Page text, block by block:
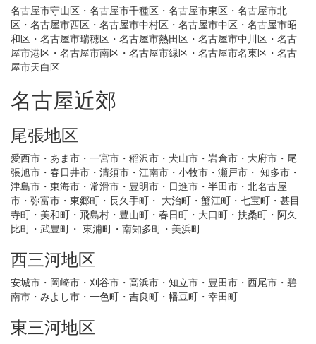
名古屋市守山区・名古屋市千種区・名古屋市東区・名古屋市北
区・名古屋市西区・名古屋市中村区・名古屋市中区・名古屋市昭
和区・名古屋市瑞穂区・名古屋市熱田区・名古屋市中川区・名古
屋市港区・名古屋市南区・名古屋市緑区・名古屋市名東区・名古
屋市天白区
名古屋近郊
尾張地区
愛西市・あま市・一宮市・稲沢市・犬山市・岩倉市・大府市・尾
張旭市・春日井市・清須市・江南市・小牧市・瀬戸市・ 知多市・
津島市・東海市・常滑市・豊明市・日進市・半田市・北名古屋
市・弥富市・東郷町・長久手町・ 大治町・蟹江町・七宝町・甚目
寺町・美和町・飛島村・豊山町・春日町・大口町・扶桑町・阿久
比町・武豊町・ 東浦町・南知多町・美浜町
西三河地区
安城市・岡崎市・刈谷市・高浜市・知立市・豊田市・西尾市・碧
南市・みよし市・一色町・吉良町・幡豆町・幸田町
東三河地区